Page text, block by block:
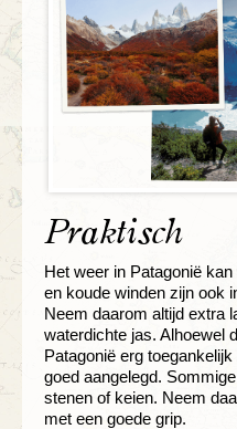
Praktisch
Het weer in Patagonië
en koude winden zijn ook
Neem daarom altijd extra
waterdichte jas. Alhoewel
Patagonië erg
goed aangelegd.
stenen of keien. Neem
met een goede grip.